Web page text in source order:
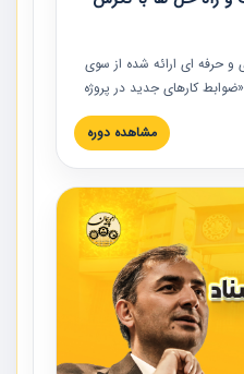
و حرفه‏ ای ارائه شده از سوی
کارهای جدید در پروژه
راه حل ها با نگرش قراردادی
ساختمانی کشور ارائه شد.
ارائه شده است.
مشاهده دوره